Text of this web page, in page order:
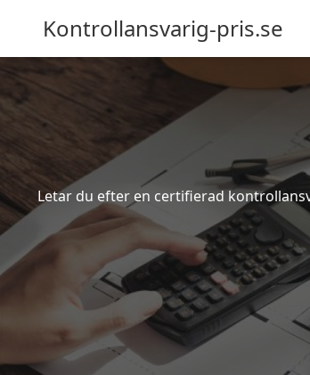
Kontrollansvarig-pris.se
Letar du efter en certifierad